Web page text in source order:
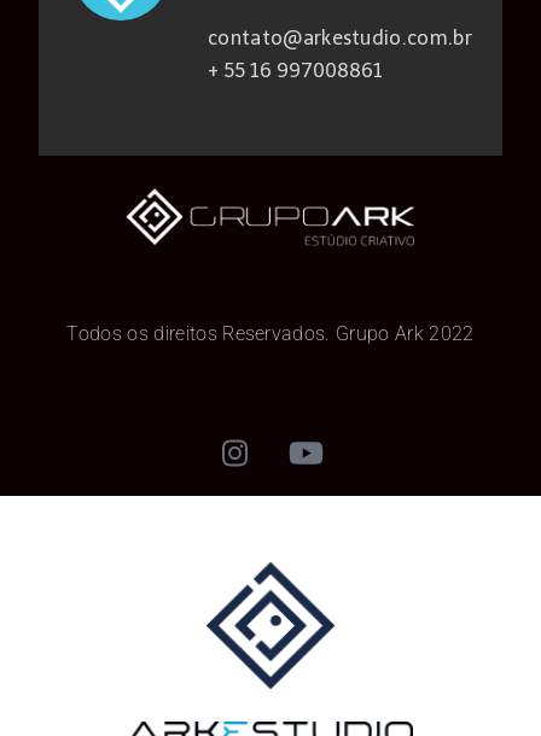
contato@arkestudio.com.br
+ 55 16 997008861
Todos os direitos Reservados. Grupo Ark 2022